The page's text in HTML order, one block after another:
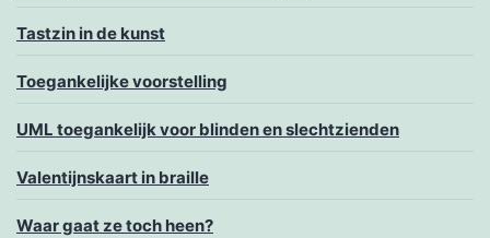
Tastzin in de kunst
Toegankelijke voorstelling
UML toegankelijk voor blinden en slechtzienden
Valentijnskaart in braille
Waar gaat ze toch heen?